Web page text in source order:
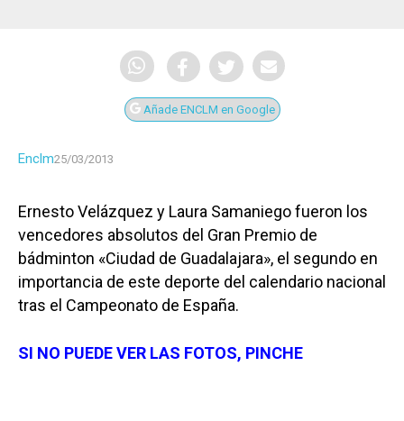
Añade ENCLM en Google
Enclm25/03/2013
Ernesto Velázquez y Laura Samaniego fueron los
vencedores absolutos del Gran Premio de
bádminton «Ciudad de Guadalajara», el segundo en
importancia de este deporte del calendario nacional
tras el Campeonato de España.
SI NO PUEDE VER LAS FOTOS, PINCHE